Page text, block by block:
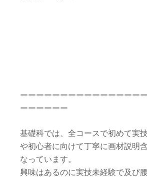
ーーーーーーーーーーーーーーー
ーーーーーー
基礎科では、全コースで初めて実
や初心者に向けて丁寧に画材説明
なっています。
興味はあるのに実技未経験で及び